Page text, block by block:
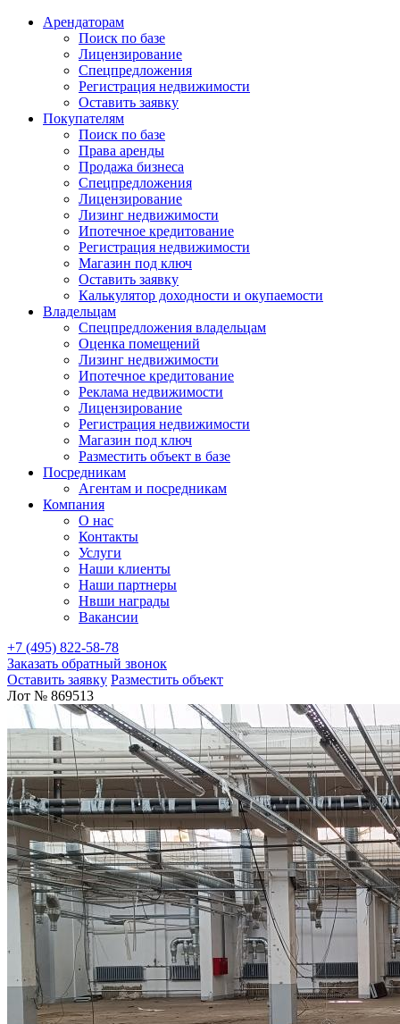
Арендаторам
Поиск по базе
Лицензирование
Спецпредложения
Регистрация недвижимости
Оставить заявку
Покупателям
Поиск по базе
Права аренды
Продажа бизнеса
Спецпредложения
Лицензирование
Лизинг недвижимости
Ипотечное кредитование
Регистрация недвижимости
Магазин под ключ
Оставить заявку
Калькулятор доходности и окупаемости
Владельцам
Спецпредложения владельцам
Оценка помещений
Лизинг недвижимости
Ипотечное кредитование
Реклама недвижимости
Лицензирование
Регистрация недвижимости
Магазин под ключ
Разместить объект в базе
Посредникам
Агентам и посредникам
Компания
О нас
Контакты
Услуги
Наши клиенты
Наши партнеры
Нвши награды
Вакансии
+7 (495) 822-58-78
Заказать обратный звонок
Оставить заявку Разместить объект
Лот № 869513